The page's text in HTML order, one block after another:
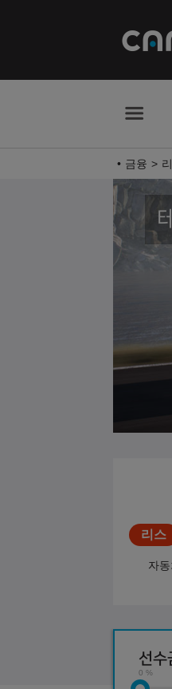
금융
자
선수
0 %